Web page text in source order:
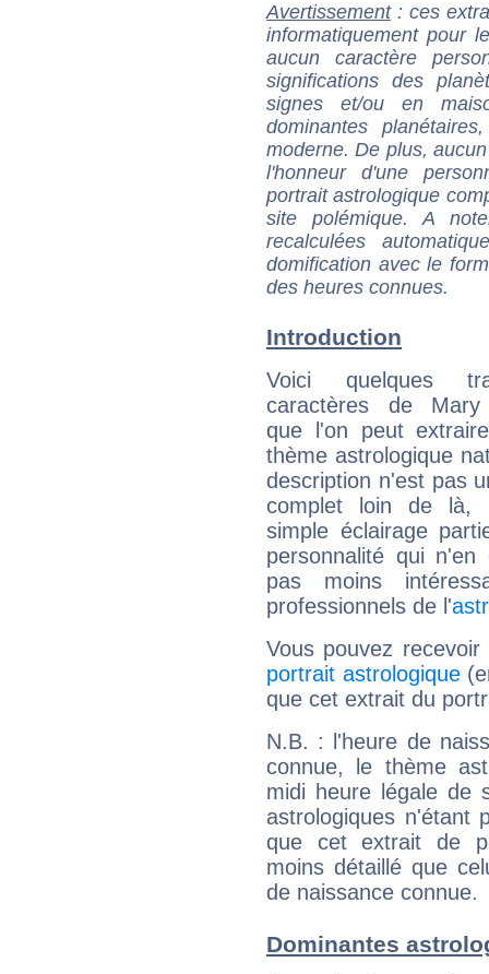
Avertissement: ces
informatiquement pour
aucun caractère
significations des
signes et/ou en
dominantes
moderne. De plus,
l'honneur d'une
portrait astrologique
site polémique. A
recalculées
domification avec le
des heures connues.
Introduction
Voici quelques
caractères de Mary
que l'on peut
thème astrologique
description n'est pas
complet loin de là,
simple éclairage
personnalité qui n'en
pas moins
professionnels de l'
Vous pouvez
portrait astrologique
que cet extrait du
N.B. : l'heure de
connue, le thème
midi heure légale de
astrologiques n'étant
que cet extrait de
moins détaillé que
de naissance connue.
Dominantes